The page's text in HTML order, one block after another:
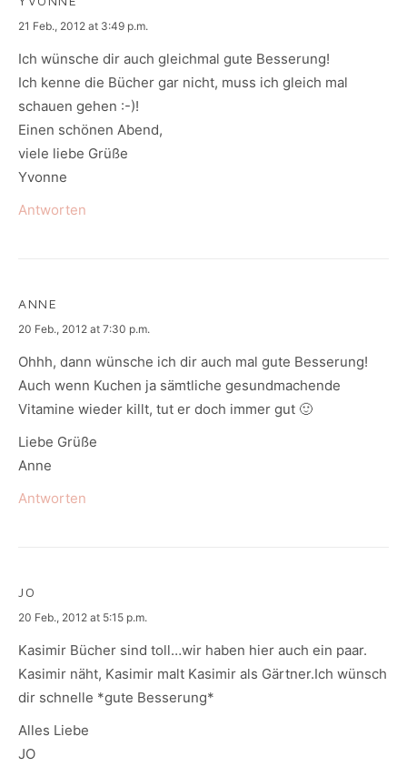
says:
21 Feb., 2012 at 3:49 p.m.
Ich wünsche dir auch gleichmal gute Besserung!
Ich kenne die Bücher gar nicht, muss ich gleich mal
schauen gehen :-)!
Einen schönen Abend,
viele liebe Grüße
Yvonne
Antworten
ANNE
says:
20 Feb., 2012 at 7:30 p.m.
Ohhh, dann wünsche ich dir auch mal gute Besserung!
Auch wenn Kuchen ja sämtliche gesundmachende
Vitamine wieder killt, tut er doch immer gut 🙂
Liebe Grüße
Anne
Antworten
JO
says:
20 Feb., 2012 at 5:15 p.m.
Kasimir Bücher sind toll…wir haben hier auch ein paar.
Kasimir näht, Kasimir malt Kasimir als Gärtner.Ich wünsch
dir schnelle *gute Besserung*
Alles Liebe
JO